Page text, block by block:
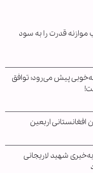
موازنه قدرت را به سود
به‌خوبی پیش می‌رود؛ توافق
افغانستانی اربعین
شهید لاریجانی